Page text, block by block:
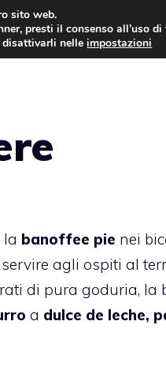
TORTE
banoffee pie nei
agli ospiti al
di pura goduria, la
a dulce de leche,
sito web.
presti il consenso all’uso
disattivarli nelleimpostazioni